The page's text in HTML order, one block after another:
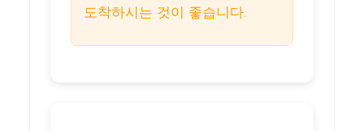
도착하시는 것이 좋습니다.